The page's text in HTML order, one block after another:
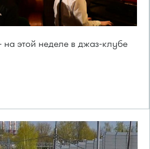
этой неделе в джаз-клубе